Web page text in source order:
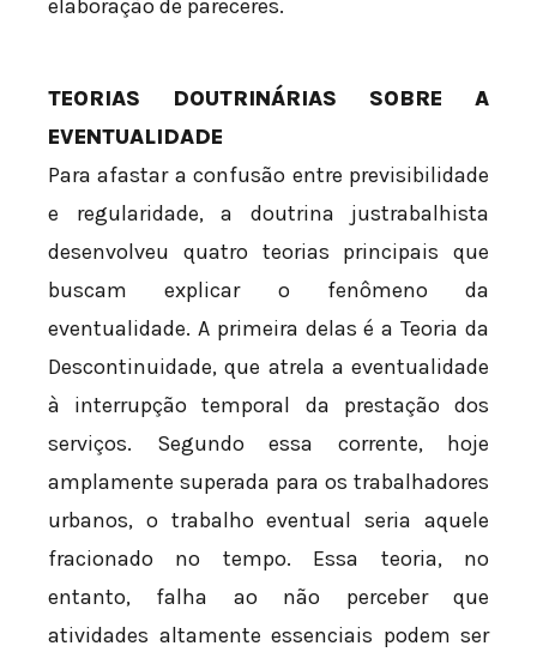
elaboração de pareceres.
TEORIAS DOUTRINÁRIAS SOBRE A
EVENTUALIDADE
Para afastar a confusão entre previsibilidade
e regularidade, a doutrina justrabalhista
desenvolveu quatro teorias principais que
buscam explicar o fenômeno da
eventualidade. A primeira delas é a Teoria da
Descontinuidade, que atrela a eventualidade
à interrupção temporal da prestação dos
serviços. Segundo essa corrente, hoje
amplamente superada para os trabalhadores
urbanos, o trabalho eventual seria aquele
fracionado no tempo. Essa teoria, no
entanto, falha ao não perceber que
atividades altamente essenciais podem ser